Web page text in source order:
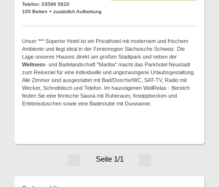
Telefon: 03596 5620
100 Betten + zusätzlich Aufbettung
Unser *** Superior Hotel ist ein Privathotel mit modernem und frischem
Ambiente und liegt ideal in der Ferienregion Sächsische Schweiz. Die
Lage unseres Hauses direkt am großen Stadtpark und neben der
Wellness- und Badelandschaft "Mariba" macht das Parkhotel Neustadt
zum Reiseziel für eine individuelle und ungezwungene Urlaubsgestaltung.
Alle Zimmer sind ausgestattet mit Bad/Dusche/WC, SAT-TV, Radio mit
Wecker, Schreibtisch und Telefon. Im hauseigenen WellRelax - Bereich
finden Sie eine finnische Sauna mit Ruheraum, Kneippbecken und
Erlebnisduschen sowie eine Badestube mit Duowanne.
Seite 1/1